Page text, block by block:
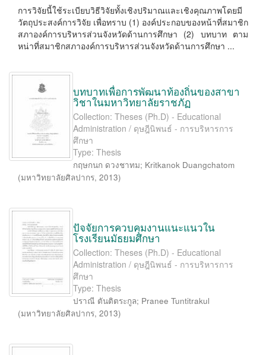
การวิจัยนี้ใช้ระเบียบวิธีวิจัยทั้งเชิงปริมาณและเชิงคุณภาพโดยมี
วัตถุประสงค์การวิจัย เพื่อทราบ (1) องค์ประกอบของหน้าที่สมาชิก
สภาองค์การบริหารส่วนจังหวัดด้านการศึกษา (2) บทบาท ตาม
หน่าที่สมาชิกสภาองค์การบริหารส่วนจังหวัดด้านการศึกษา ...
บทบาทเพื่อการพัฒนาท้องถิ่นของสาขา
วิชาในมหาวิทยาลัยราชภัฏ
Collection: Theses (Ph.D) - Educational
Administration / ดุษฎีนิพนธ์ - การบริหารการ
ศึกษา
Type: Thesis
กฤษกนก ดวงชาทม; Kritkanok Duangchatom
(มหาวิทยาลัยศิลปากร, 2013)
ปัจจัยการควบคุมงานแนะแนวใน
โรงเรียนมัธยมศึกษา
Collection: Theses (Ph.D) - Educational
Administration / ดุษฎีนิพนธ์ - การบริหารการ
ศึกษา
Type: Thesis
ปราณี ตันติตระกูล; Pranee Tuntitrakul
(มหาวิทยาลัยศิลปากร, 2013)